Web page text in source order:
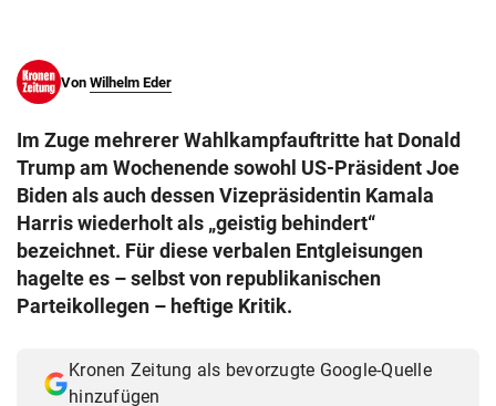
Von Wilhelm Eder
Im Zuge mehrerer Wahlkampfauftritte hat Donald
Trump am Wochenende sowohl US-Präsident Joe
Biden als auch dessen Vizepräsidentin Kamala
Harris wiederholt als „geistig behindert“
bezeichnet. Für diese verbalen Entgleisungen
hagelte es – selbst von republikanischen
Parteikollegen – heftige Kritik.
Kronen Zeitung als bevorzugte Google-Quelle
hinzufügen